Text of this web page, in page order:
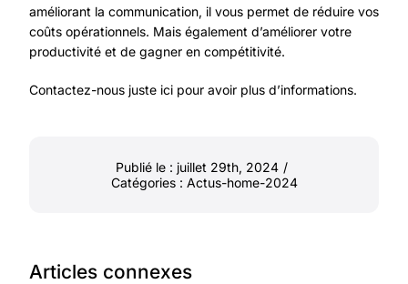
améliorant la communication, il vous permet de réduire vos
coûts opérationnels. Mais également d’améliorer votre
productivité et de gagner en compétitivité.
Contactez-nous juste ici pour avoir plus d’informations.
Publié le : juillet 29th, 2024 /
Catégories : Actus-home-2024
Articles connexes